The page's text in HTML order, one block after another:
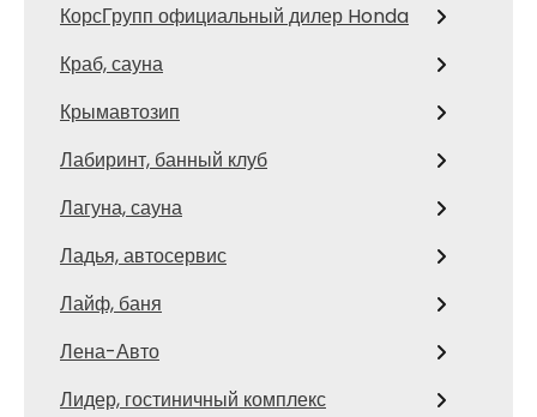
КорсГрупп официальный дилер Honda
Краб, сауна
Крымавтозип
Лабиринт, банный клуб
Лагуна, сауна
Ладья, автосервис
Лайф, баня
Лена-Авто
Лидер, гостиничный комплекс